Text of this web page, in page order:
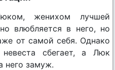
женихом лучшей
влюбляется в него, но
от самой себя. Однако
сбегает, а Люк
него замуж.